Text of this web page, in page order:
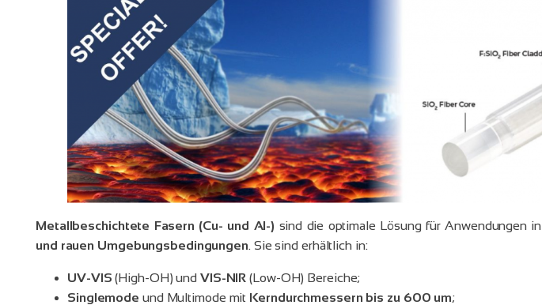
Metallbeschichtete Fasern (Cu- und Al-) sind die optimale Lösung für Anwendungen in
und rauen Umgebungsbedingungen. Sie sind erhältlich in:
UV-VIS(High-OH) und VIS-NIR (Low-OH) Bereiche;
Singlemode und Multimode mit Kerndurchmessern bis zu 600 um;